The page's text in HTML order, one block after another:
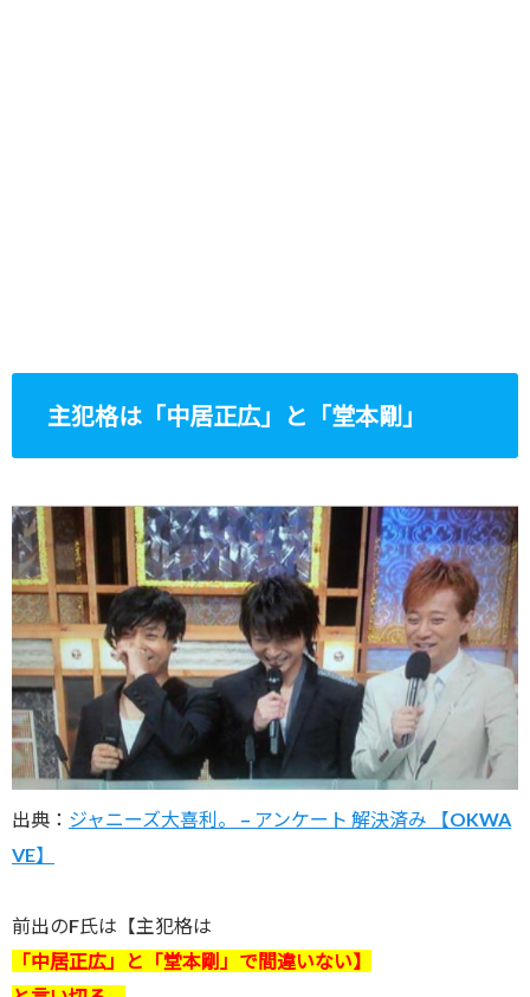
主犯格は「中居正広」と「堂本剛」
出典： ジャニーズ大喜利。 – アンケート 解決済み 【OKWA
VE】
前出のF氏は【主犯格は
「中居正広」と「堂本剛」で間違いない】